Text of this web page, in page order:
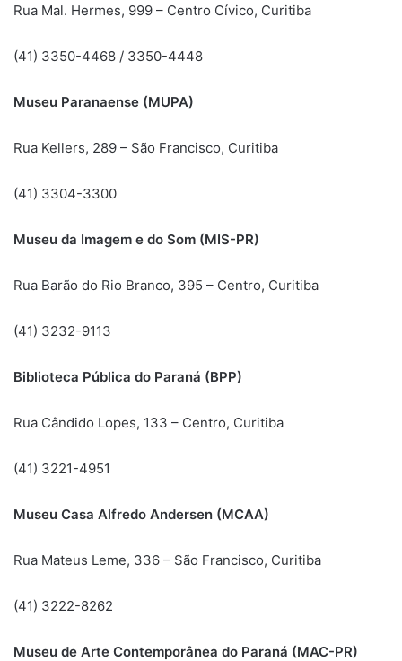
Rua Mal. Hermes, 999 – Centro Cívico, Curitiba
(41) 3350-4468 / 3350-4448
Museu Paranaense (MUPA)
Rua Kellers, 289 – São Francisco, Curitiba
(41) 3304-3300
Museu da Imagem e do Som (MIS-PR)
Rua Barão do Rio Branco, 395 – Centro, Curitiba
(41) 3232-9113
Biblioteca Pública do Paraná (BPP)
Rua Cândido Lopes, 133 – Centro, Curitiba
(41) 3221-4951
Museu Casa Alfredo Andersen (MCAA)
Rua Mateus Leme, 336 – São Francisco, Curitiba
(41) 3222-8262
Museu de Arte Contemporânea do Paraná (MAC-PR)